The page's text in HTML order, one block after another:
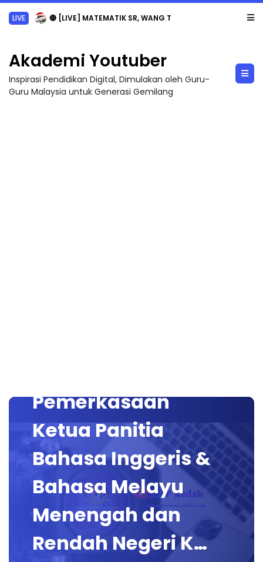
LIVE 🔴 [LIVE] MATEMATIK SR, WANG TAHUN 6 OLEH CIKGU ANITA #ALLINONE #141 #...
Akademi Youtuber
Inspirasi Pendidikan Digital, Dimulakan oleh Guru-
Guru Malaysia untuk Generasi Gemilang
Pemerkasaan
Ketua Panitia
Bahasa Inggeris &
Bahasa Melayu
Menengah dan
Rendah Negeri K…